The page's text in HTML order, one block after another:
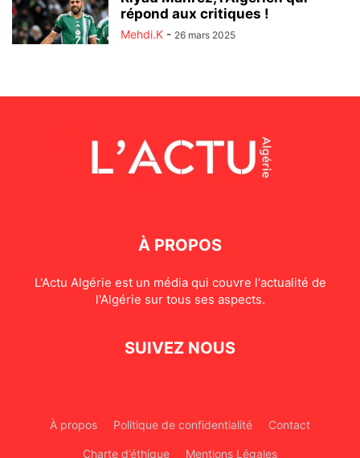
répond aux critiques !
Mehdi.K - 26 mars 2025
À PROPOS
L'Actu Algérie est un média qui couvre l'actualité de
l'Algérie sur tous ses aspects.
SUIVEZ NOUS
À propos Politique de confidentialité Contact
Charte d’éthique Mentions Légales